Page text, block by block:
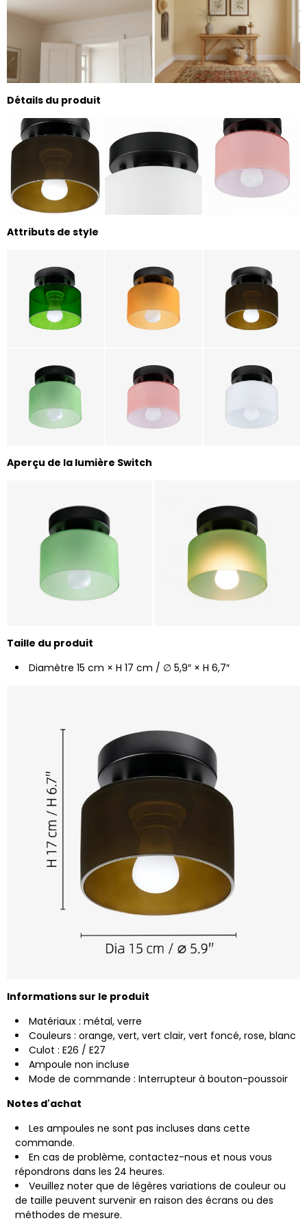
Détails du produit
Attributs de style
Aperçu de la lumière Switch
Taille du produit
Diamètre 15 cm × H 17 cm / ∅ 5,9″ × H 6,7″
Informations sur le produit
Matériaux : métal, verre
Couleurs : orange, vert, vert clair, vert foncé, rose, blanc
Culot : E26 / E27
Ampoule non incluse
Mode de commande : Interrupteur à bouton-poussoir
Notes d'achat
Les ampoules ne sont pas incluses dans cette
commande.
En cas de problème, contactez-nous et nous vous
répondrons dans les 24 heures.
Veuillez noter que de légères variations de couleur ou
de taille peuvent survenir en raison des écrans ou des
méthodes de mesure.